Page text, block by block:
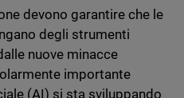
devono garantire che le
degli strumenti
nuove minacce
importante
(AI) si sta sviluppando